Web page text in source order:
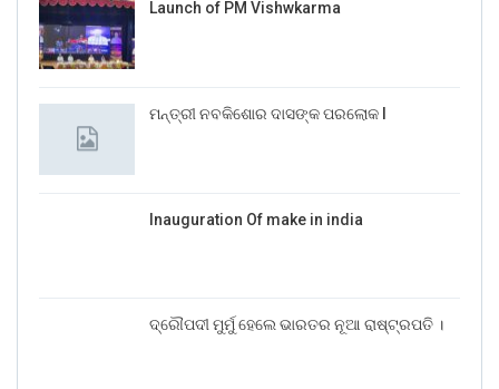
Launch of PM Vishwkarma
ମନ୍ତ୍ରୀ ନବକିଶୋର ଦାସଙ୍କ ପରଲୋକ l
Inauguration Of make in india
ଦ୍ରୌପଦୀ ମୁର୍ମୁ ହେଲେ ଭାରତର ନୂଆ ରାଷ୍ଟ୍ରପତି ।